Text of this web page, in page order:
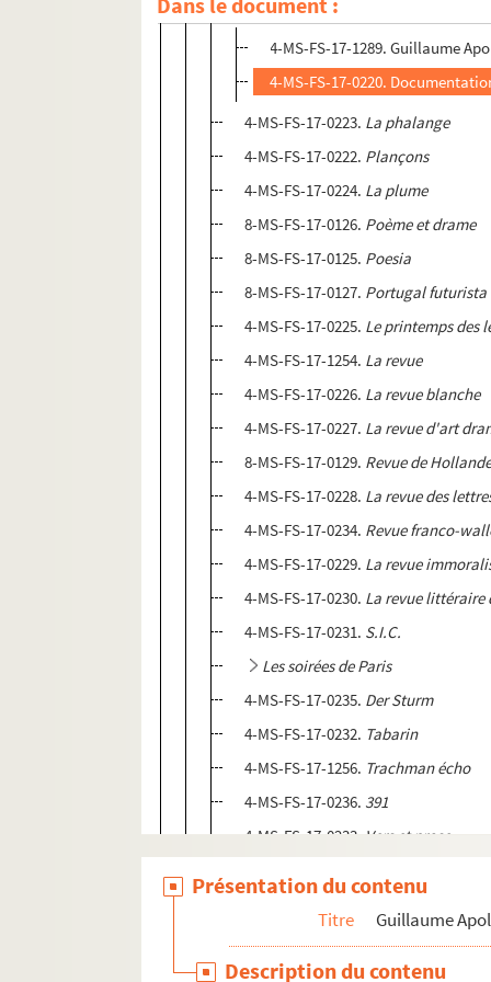
Le petit bleu
4-MS-FS-17-1289. Guillaume
4-MS-FS-17-0220.
4-MS-FS-17-0223. La phalange
4-MS-FS-17-0222. Plançons
4-MS-FS-17-0224. La plume
8-MS-FS-17-0126. Poème et drame
8-MS-FS-17-0125. Poesia
8-MS-FS-17-0127. Portugal futurista
4-MS-FS-17-0225. Le printemps des
4-MS-FS-17-1254. La revue
4-MS-FS-17-0226. La revue blanche
4-MS-FS-17-0227. La revue d'art
8-MS-FS-17-0129. Revue de
4-MS-FS-17-0228. La revue des
4-MS-FS-17-0234. Revue franco-
4-MS-FS-17-0229. La revue
4-MS-FS-17-0230. La revue littéraire
4-MS-FS-17-0231. S.I.C.
Les soirées de Paris
4-MS-FS-17-0235. Der Sturm
4-MS-FS-17-0232. Tabarin
4-MS-FS-17-1256. Trachman écho
4-MS-FS-17-0236. 391
4-MS-FS-17-0233. Vers et prose
4-MS-FS-17-1377. Guillaume
Présentation du contenu
Titre Guillaume
Description du contenu